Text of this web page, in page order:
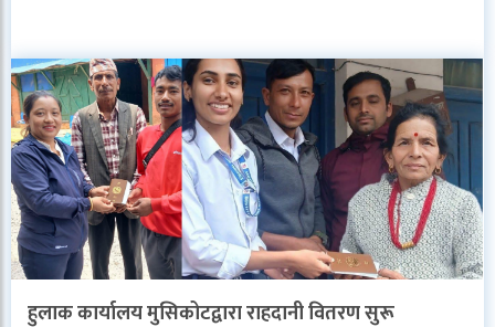
हुलाक कार्यालय मुसिकोटद्वारा राहदानी वितरण सुरू